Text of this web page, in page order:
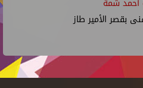
أحمد شمة
بقصر الأمير طاز